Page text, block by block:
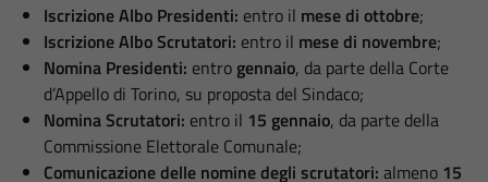
Iscrizione Albo Presidenti: entro il mese di ottobre;
Iscrizione Albo Scrutatori: entro il mese di novembre;
Nomina Presidenti: entro gennaio, da parte della Corte
d’Appello di Torino, su proposta del Sindaco;
Nomina Scrutatori: entro il 15 gennaio, da parte della
Commissione Elettorale Comunale;
Comunicazione delle nomine degli scrutatori: almeno 15